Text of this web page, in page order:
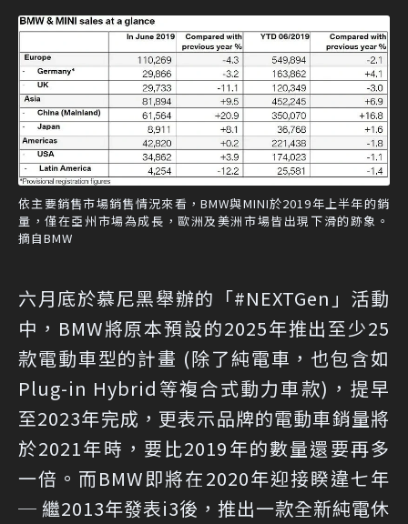
依主要銷售市場銷售情況來看，BMW與MINI於2019年上半年的銷
量，僅在亞州市場為成長，歐洲及美洲市場皆出現下滑的跡象。
摘自BMW
六月底於慕尼黑舉辦的「#NEXTGen」活動
中，BMW將原本預設的2025年推出至少25
款電動車型的計畫 (除了純電車，也包含如
Plug-in Hybrid等複合式動力車款)，提早
至2023年完成，更表示品牌的電動車銷量將
於2021年時，要比2019年的數量還要再多
一倍。而BMW即將在2020年迎接睽違七年
─ 繼2013年發表i3後，推出一款全新純電休